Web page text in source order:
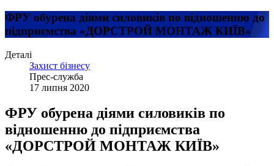
ФРУ обурена діями силовиків по відношенню до
підприємства «ДОРСТРОЙ МОНТАЖ КИЇВ»
Деталі
Захист бізнесу
Прес-служба
17 липня 2020
ФРУ обурена діями силовиків по
відношенню до підприємства
«ДОРСТРОЙ МОНТАЖ КИЇВ»